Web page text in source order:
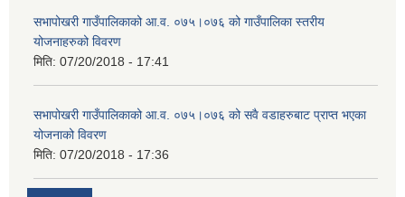
सभापोखरी गाउँपालिकाको आ.व. ०७५।०७६ को गाउँपालिका स्तरीय
योजनाहरुको विवरण
मिति: 07/20/2018 - 17:41
सभापोखरी गाउँपालिकाको आ.व. ०७५।०७६ को सवै वडाहरुबाट प्राप्त भएका
योजनाको विवरण
मिति: 07/20/2018 - 17:36